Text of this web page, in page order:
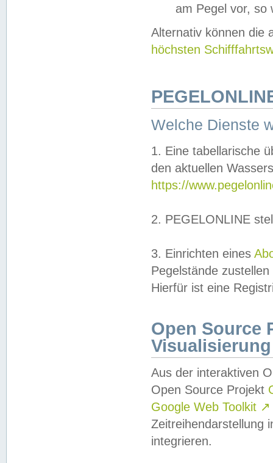
am Pegel vor,
Alternativ können die
höchsten
Welche Dienste
1. Eine tabellarische
den aktuellen
https://
2. PEGELONLINE
3. Einrichten eines
Pegelstände
Hierfür ist eine
Open Source
Visualisierung
Aus der interaktiven
Open Source Projekt
Google Web Toolkit ↗
Zeitreihendarstellung
integrieren.